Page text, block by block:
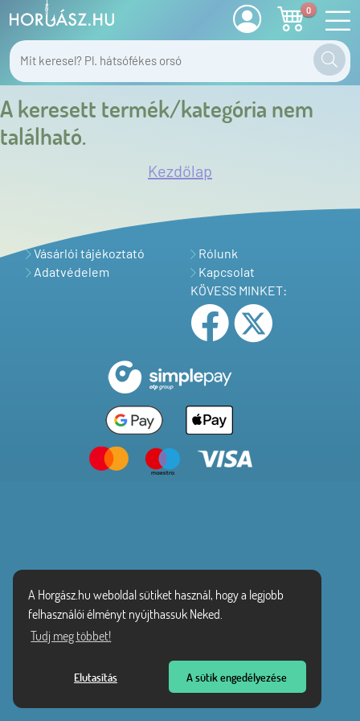
A Horgász.hu weboldal sütiket használ, hogy a legjobb
felhasználói élményt nyújthassuk Neked.
Tudj meg többet!
Elutasítás A sütik engedélyezése
0
A keresett termék/kategória nem
található.
Kezdőlap
Vásárlói tájékoztató
Adatvédelem
Rólunk
Kapcsolat
KÖVESS MINKET: